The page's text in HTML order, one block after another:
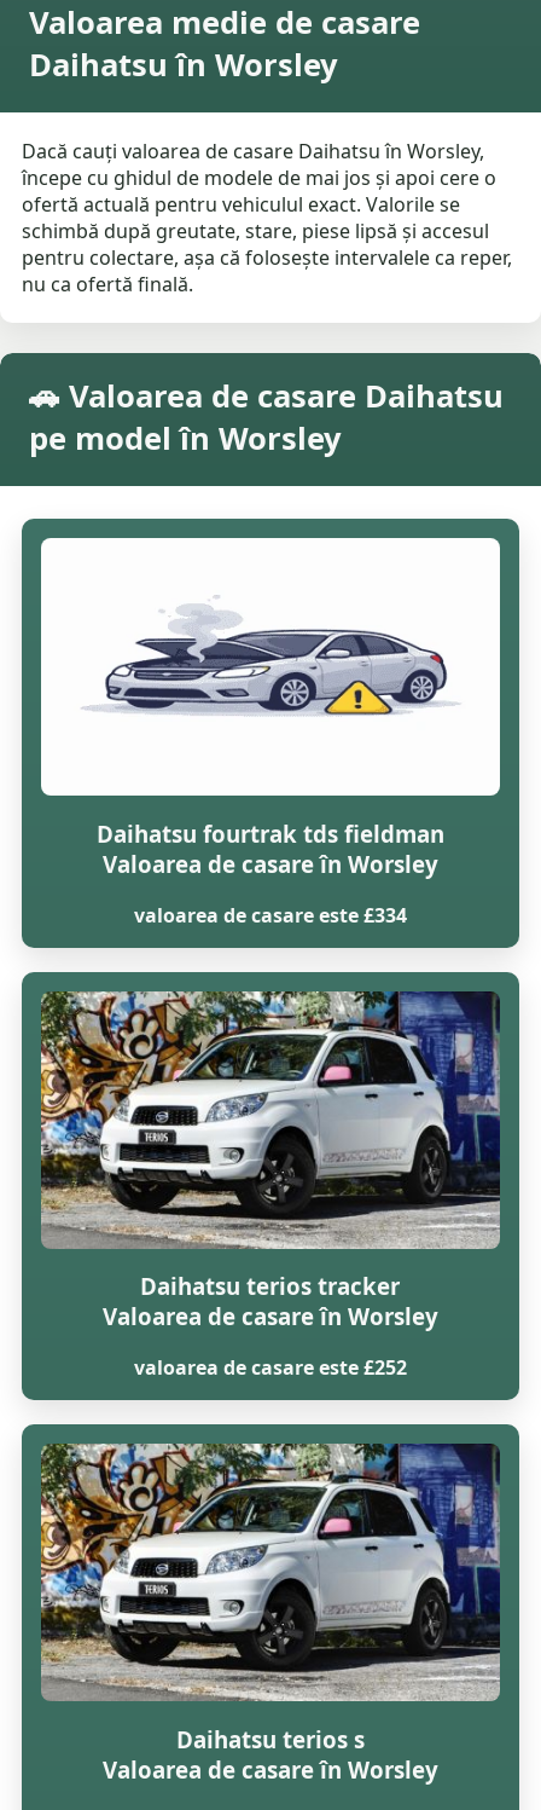
Valoarea medie de casare
Daihatsu în Worsley
Dacă cauți valoarea de casare Daihatsu în Worsley,
începe cu ghidul de modele de mai jos și apoi cere o
ofertă actuală pentru vehiculul exact. Valorile se
schimbă după greutate, stare, piese lipsă și accesul
pentru colectare, așa că folosește intervalele ca reper,
nu ca ofertă finală.
🚗 Valoarea de casare Daihatsu
pe model în Worsley
Daihatsu fourtrak tds fieldman
Valoarea de casare în Worsley
valoarea de casare este £334
Daihatsu terios tracker
Valoarea de casare în Worsley
valoarea de casare este £252
Daihatsu terios s
Valoarea de casare în Worsley